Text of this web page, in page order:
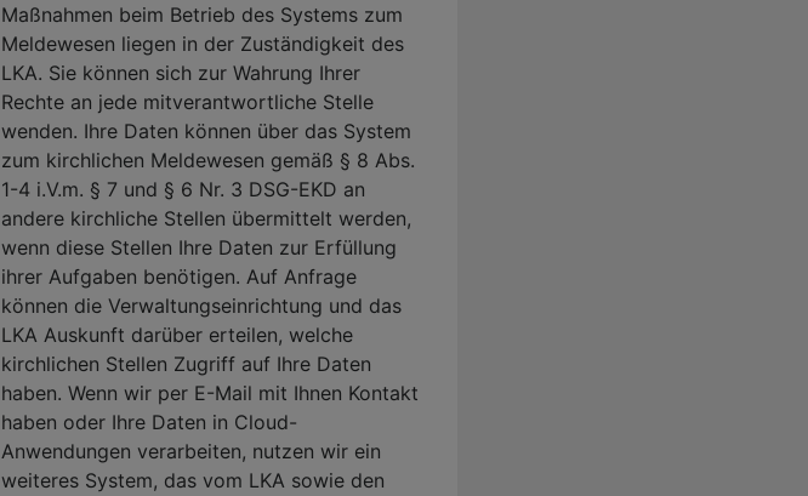
Maßnahmen beim Betrieb des Systems zum
Meldewesen liegen in der Zuständigkeit des
LKA. Sie können sich zur Wahrung Ihrer
Rechte an jede mitverantwortliche Stelle
wenden. Ihre Daten können über das System
zum kirchlichen Meldewesen gemäß § 8 Abs.
1-4 i.V.m. § 7 und § 6 Nr. 3 DSG-EKD an
andere kirchliche Stellen übermittelt werden,
wenn diese Stellen Ihre Daten zur Erfüllung
ihrer Aufgaben benötigen. Auf Anfrage
können die Verwaltungseinrichtung und das
LKA Auskunft darüber erteilen, welche
kirchlichen Stellen Zugriff auf Ihre Daten
haben. Wenn wir per E-Mail mit Ihnen Kontakt
haben oder Ihre Daten in Cloud-
Anwendungen verarbeiten, nutzen wir ein
weiteres System, das vom LKA sowie den